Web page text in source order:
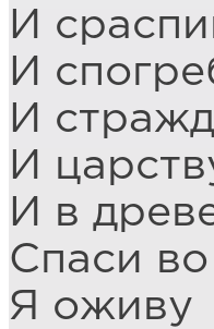
И
И
И
И
И в
Спаси во
Я оживу